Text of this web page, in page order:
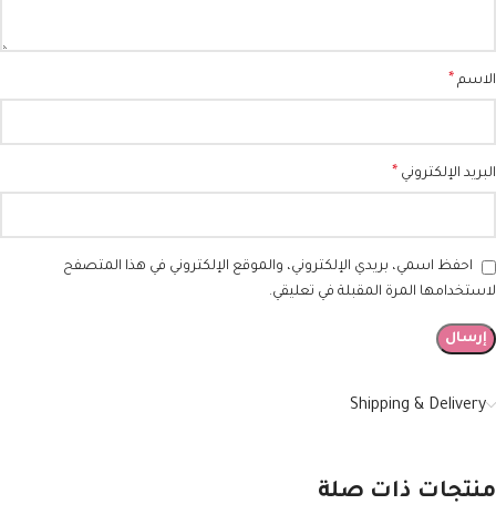
الاسم *
البريد الإلكتروني *
احفظ اسمي، بريدي الإلكتروني، والموقع الإلكتروني في هذا المتصفح
لاستخدامها المرة المقبلة في تعليقي.
Shipping & Delivery
منتجات ذات صلة